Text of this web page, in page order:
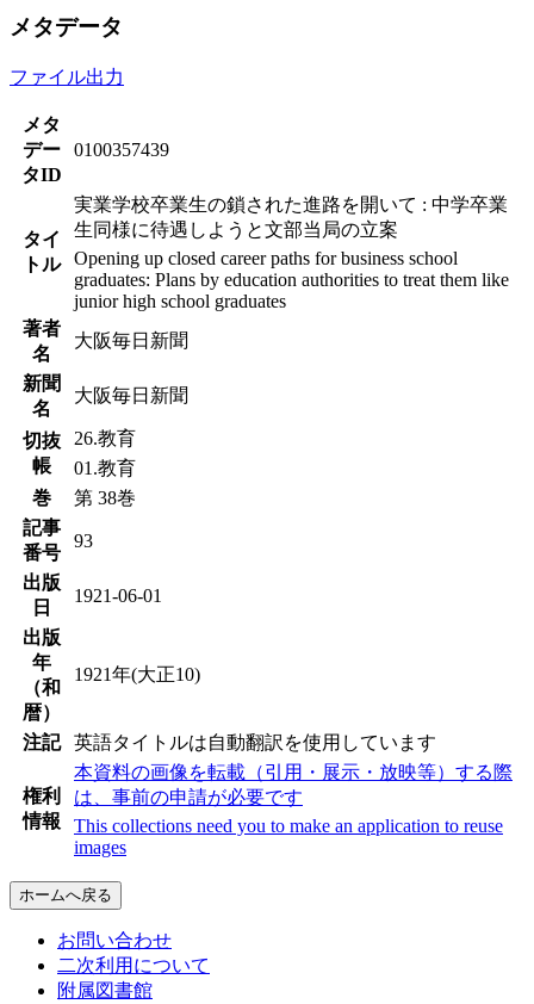
メタデータ
ファイル出力
メタ
デー
タID
0100357439
タイ
トル
実業学校卒業生の鎖された進路を開いて : 中学卒業
生同様に待遇しようと文部当局の立案
Opening up closed career paths for business school
graduates: Plans by education authorities to treat them like
junior high school graduates
著者
名
大阪毎日新聞
新聞
名
大阪毎日新聞
切抜
帳
26.教育
01.教育
巻
第 38巻
記事
番号
93
出版
日
1921-06-01
出版
年
（和
暦）
1921年(大正10)
注記 英語タイトルは自動翻訳を使用しています
権利
情報
本資料の画像を転載（引用・展示・放映等）する際
は、事前の申請が必要です
This collections need you to make an application to reuse
images
ホームへ戻る
お問い合わせ
二次利用について
附属図書館